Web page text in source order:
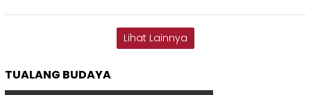
Lihat Lainnya
TUALANG BUDAYA